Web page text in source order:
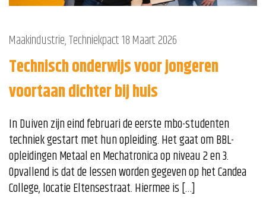
Maakindustrie,Techniekpact18 Maart 2026
Technisch onderwijs voor jongeren
voortaan dichter bij huis
In Duiven zijn eind februari de eerste mbo-studenten
techniek gestart met hun opleiding. Het gaat om BBL-
opleidingen Metaal en Mechatronica op niveau 2 en 3.
Opvallend is dat de lessen worden gegeven op het Candea
College, locatie Eltensestraat. Hiermee is […]